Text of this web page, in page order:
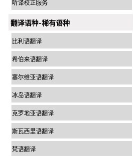
听译校正服务
翻译语种-稀有语种
比利语翻译
希伯来语翻译
塞尔维亚语翻译
冰岛语翻译
克罗地亚语翻译
斯瓦西里语翻译
梵语翻译